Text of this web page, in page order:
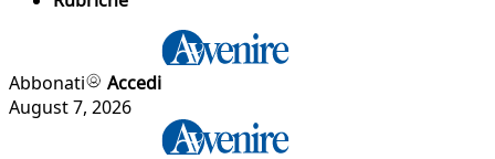
Abbonati
Accedi
August 7, 2026